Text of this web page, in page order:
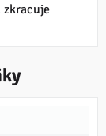
zkracuje